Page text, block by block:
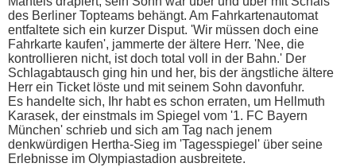
des Berliner Topteams behängt. Am Fahrkartenautomat
entfaltete sich ein kurzer Disput. 'Wir müssen doch eine
Fahrkarte kaufen', jammerte der ältere Herr. 'Nee, die
kontrollieren nicht, ist doch total voll in der Bahn.' Der
Schlagabtausch ging hin und her, bis der ängstliche ältere
Herr ein Ticket löste und mit seinem Sohn davonfuhr.
Es handelte sich, Ihr habt es schon erraten, um Hellmuth
Karasek, der einstmals im Spiegel vom '1. FC Bayern
München' schrieb und sich am Tag nach jenem
denkwürdigen Hertha-Sieg im 'Tagesspiegel' über seine
Erlebnisse im Olympiastadion ausbreitete.